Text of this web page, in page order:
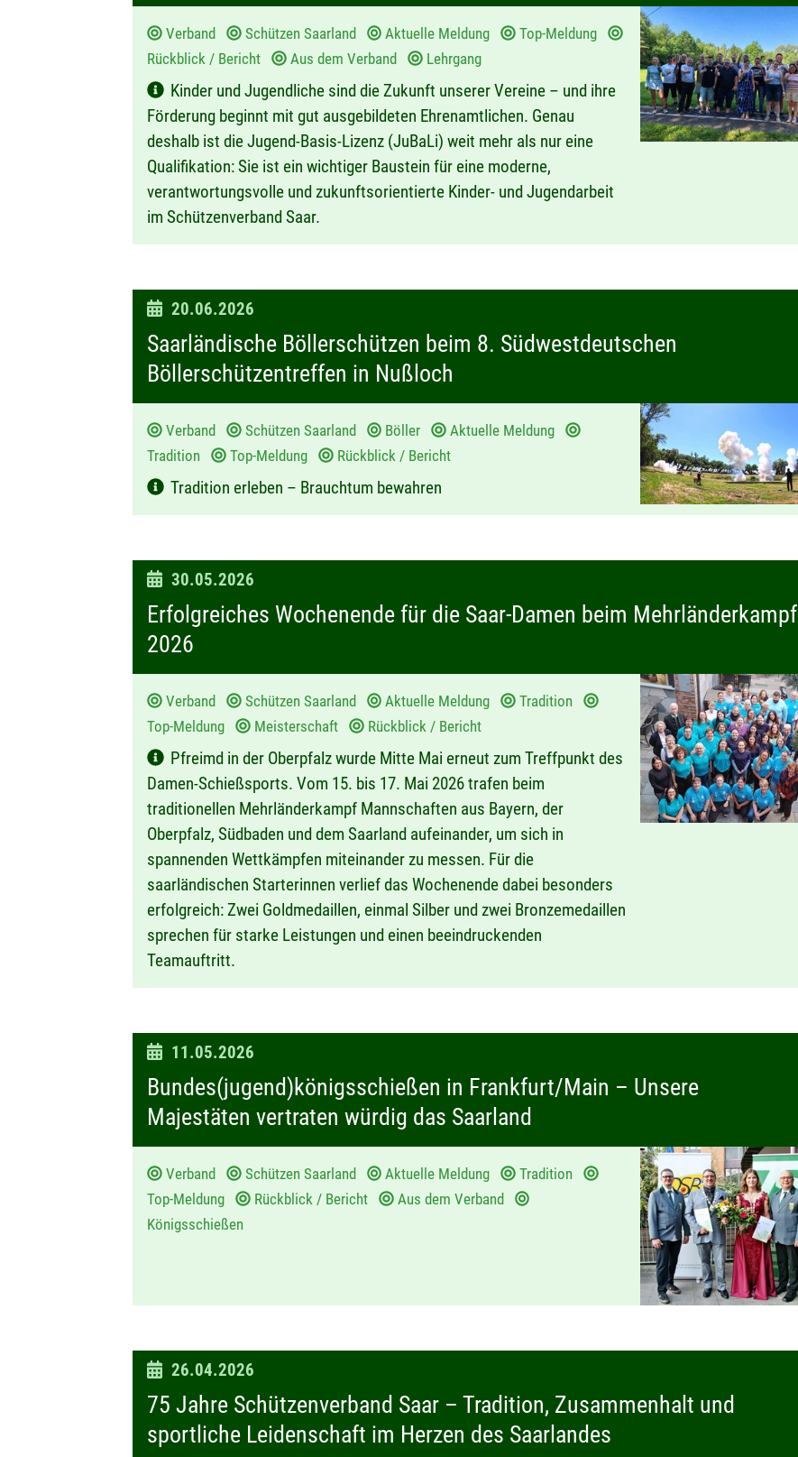
m
:
Verband Schützen Saarland Aktuelle Meldung
Top-Meldung
Rückblick / Bericht
Aus dem Verband Lehrgang
Kinder und Jugendliche sind die Zukunft unserer Vereine – und ihre
Förderung beginnt mit gut ausgebildeten Ehrenamtlichen. Genau
deshalb ist die Jugend-Basis-Lizenz (JuBaLi) weit mehr als nur eine
Qualifikation: Sie ist ein wichtiger Baustein für eine moderne,
verantwortungsvolle und zukunftsorientierte Kinder- und Jugendarbeit
im Schützenverband Saar.
D
t
u
m
:
20.06.2026
Saarländische Böllerschützen beim 8. Südwestdeutschen
Böllerschützentreffen in Nußloch
Verband Schützen Saarland Böller
Aktuelle Meldung
Tradition
Top-Meldung Rückblick / Bericht
Tradition erleben – Brauchtum bewahren
D
a
t
u
m
:
30.05.2026
Erfolgreiches Wochenende für die Saar-Damen beim Mehrländerkampf
2026
Verband Schützen Saarland Aktuelle Meldung
Tradition
Top-Meldung
Meisterschaft Rückblick / Bericht
Pfreimd in der Oberpfalz wurde Mitte Mai erneut zum Treffpunkt des
Damen-Schießsports. Vom 15. bis 17. Mai 2026 trafen beim
traditionellen Mehrländerkampf Mannschaften aus Bayern, der
Oberpfalz, Südbaden und dem Saarland aufeinander, um sich in
spannenden Wettkämpfen miteinander zu messen. Für die
saarländischen Starterinnen verlief das Wochenende dabei besonders
erfolgreich: Zwei Goldmedaillen, einmal Silber und zwei Bronzemedaillen
sprechen für starke Leistungen und einen beeindruckenden
Teamauftritt.
D
t
u
m
:
11.05.2026
Bundes(jugend)königsschießen in Frankfurt/Main – Unsere
Majestäten vertraten würdig das Saarland
Verband Schützen Saarland Aktuelle Meldung
Tradition
Top-Meldung
Rückblick / Bericht
Aus dem Verband
Königsschießen
D
a
t
u
26.04.2026
75 Jahre Schützenverband Saar – Tradition, Zusammenhalt und
sportliche Leidenschaft im Herzen des Saarlandes